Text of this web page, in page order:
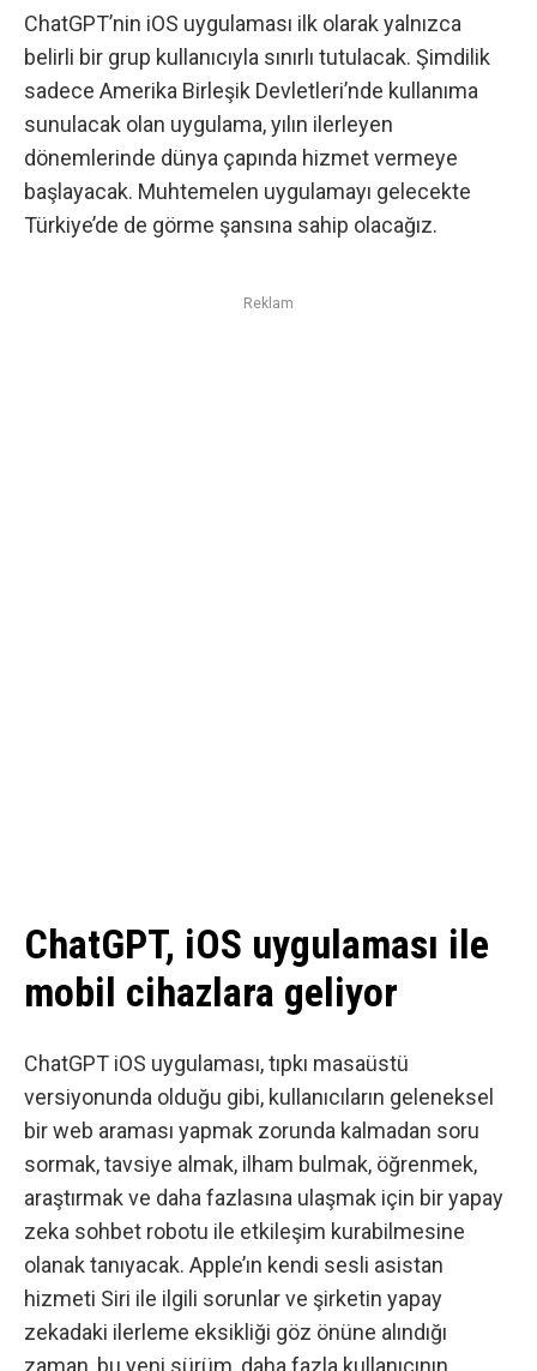
ChatGPT’nin iOS uygulaması ilk olarak yalnızca
belirli bir grup kullanıcıyla sınırlı tutulacak. Şimdilik
sadece Amerika Birleşik Devletleri’nde kullanıma
sunulacak olan uygulama, yılın ilerleyen
dönemlerinde dünya çapında hizmet vermeye
başlayacak. Muhtemelen uygulamayı gelecekte
Türkiye’de de görme şansına sahip olacağız.
Reklam
ChatGPT, iOS uygulaması ile
mobil cihazlara geliyor
ChatGPT iOS uygulaması, tıpkı masaüstü
versiyonunda olduğu gibi, kullanıcıların geleneksel
bir web araması yapmak zorunda kalmadan soru
sormak, tavsiye almak, ilham bulmak, öğrenmek,
araştırmak ve daha fazlasına ulaşmak için bir yapay
zeka sohbet robotu ile etkileşim kurabilmesine
olanak tanıyacak. Apple’ın kendi sesli asistan
hizmeti Siri ile ilgili sorunlar ve şirketin yapay
zekadaki ilerleme eksikliği göz önüne alındığı
zaman, bu yeni sürüm, daha fazla kullanıcının